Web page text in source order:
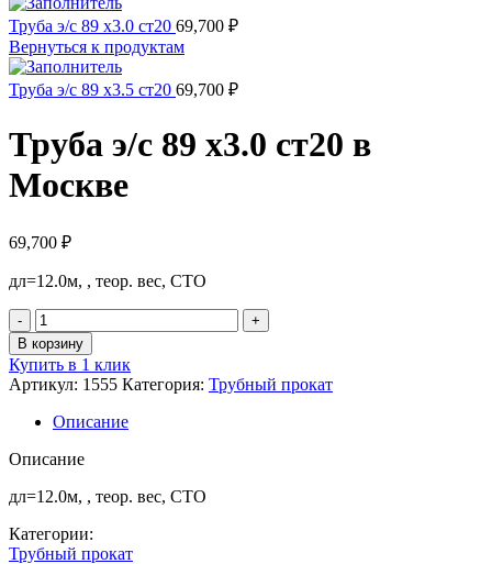
Труба э/c 89 х3.0 ст20 69,700 ₽
Вернуться к продуктам
Труба э/c 89 х3.5 ст20 69,700 ₽
Труба э/c 89 х3.0 ст20 в
Москве
69,700 ₽
дл=12.0м, , теор. вес, СТО
Количество
товара
Труба
э/c
89
х3.0
ст20
В корзину
Купить в 1 клик
Артикул: 1555 Категория: Трубный прокат
Описание
Описание
дл=12.0м, , теор. вес, СТО
Категории:
Трубный прокат